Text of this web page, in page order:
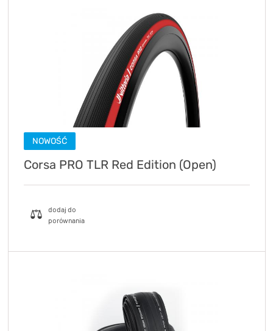
NOWOŚĆ
Corsa PRO TLR Red Edition (Open)